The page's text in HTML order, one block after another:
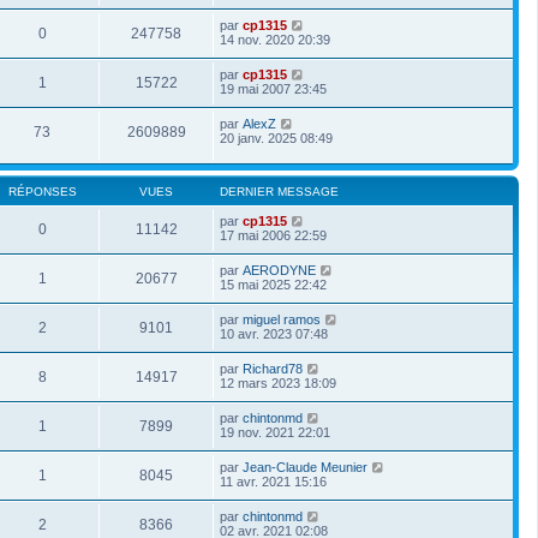
0 247758 par cp1315
14 nov. 2020 20:39
1 15722 par cp1315
19 mai 2007 23:45
73 2609889 par AlexZ
20 janv. 2025 08:49
RÉPONSES VUES DERNIER MESSAGE
0 11142 par cp1315
17 mai 2006 22:59
1 20677 par AERODYNE
15 mai 2025 22:42
2 9101 par miguel ramos
10 avr. 2023 07:48
8 14917 par Richard78
12 mars 2023 18:09
1 7899 par chintonmd
19 nov. 2021 22:01
1 8045 par Jean-Claude Meunier
11 avr. 2021 15:16
2 8366 par chintonmd
02 avr. 2021 02:08